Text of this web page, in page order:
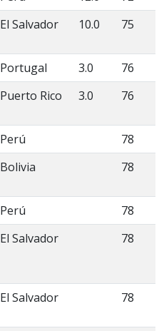
El Salvador 10.0 75
Portugal 3.0
76
Puerto Rico 3.0 76
Perú
78
Bolivia 78
Perú
78
El Salvador 78
El Salvador 78